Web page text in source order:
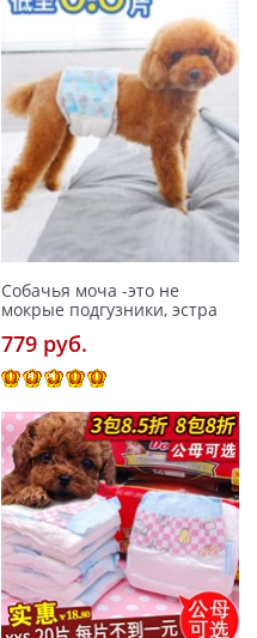
Собачья моча -это не
мокрые подгузники, эстра
779 pуб.